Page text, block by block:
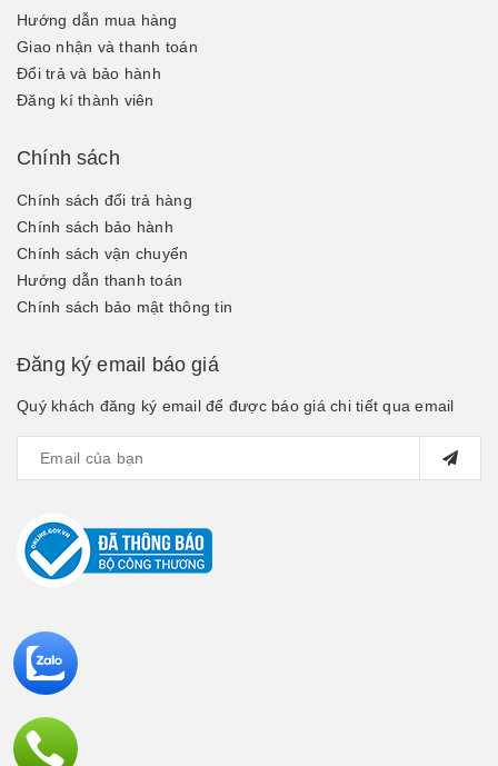
Hướng dẫn mua hàng
Giao nhận và thanh toán
Đổi trả và bảo hành
Đăng kí thành viên
Chính sách
Chính sách đổi trả hàng
Chính sách bảo hành
Chính sách vận chuyển
Hướng dẫn thanh toán
Chính sách bảo mật thông tin
Đăng ký email báo giá
Quý khách đăng ký email để được báo giá chi tiết qua email